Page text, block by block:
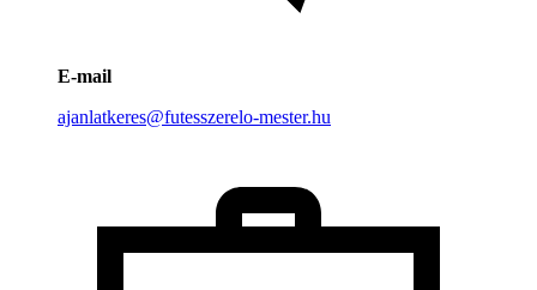
E-mail
ajanlatkeres@futesszerelo-mester.hu